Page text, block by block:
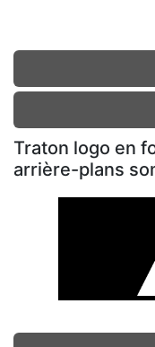
Traton logo en
arrière-plans